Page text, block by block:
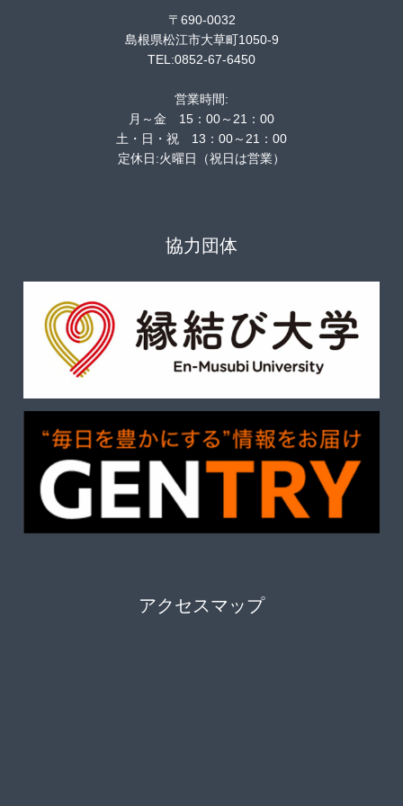
〒690-0032
島根県松江市大草町1050-9
TEL:0852-67-6450
営業時間:
月～金 15：00～21：00
土・日・祝 13：00～21：00
定休日:火曜日（祝日は営業）
協力団体
アクセスマップ